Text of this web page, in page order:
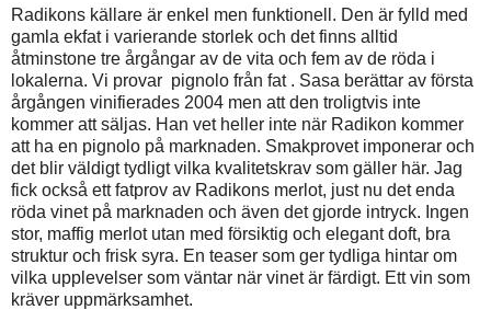
Radikons källare är enkel men funktionell. Den är fylld med
gamla ekfat i varierande storlek och det finns alltid
åtminstone tre årgångar av de vita och fem av de röda i
lokalerna. Vi provar pignolo från fat . Sasa berättar av första
årgången vinifierades 2004 men att den troligtvis inte
kommer att säljas. Han vet heller inte när Radikon kommer
att ha en pignolo på marknaden. Smakprovet imponerar och
det blir väldigt tydligt vilka kvalitetskrav som gäller här. Jag
fick också ett fatprov av Radikons merlot, just nu det enda
röda vinet på marknaden och även det gjorde intryck. Ingen
stor, maffig merlot utan med försiktig och elegant doft, bra
struktur och frisk syra. En teaser som ger tydliga hintar om
vilka upplevelser som väntar när vinet är färdigt. Ett vin som
kräver uppmärksamhet.